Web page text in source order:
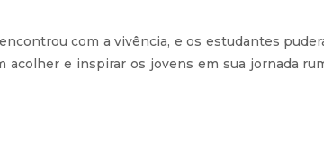
com a vivência, e os estudantes
acolher e inspirar os jovens em sua jornada